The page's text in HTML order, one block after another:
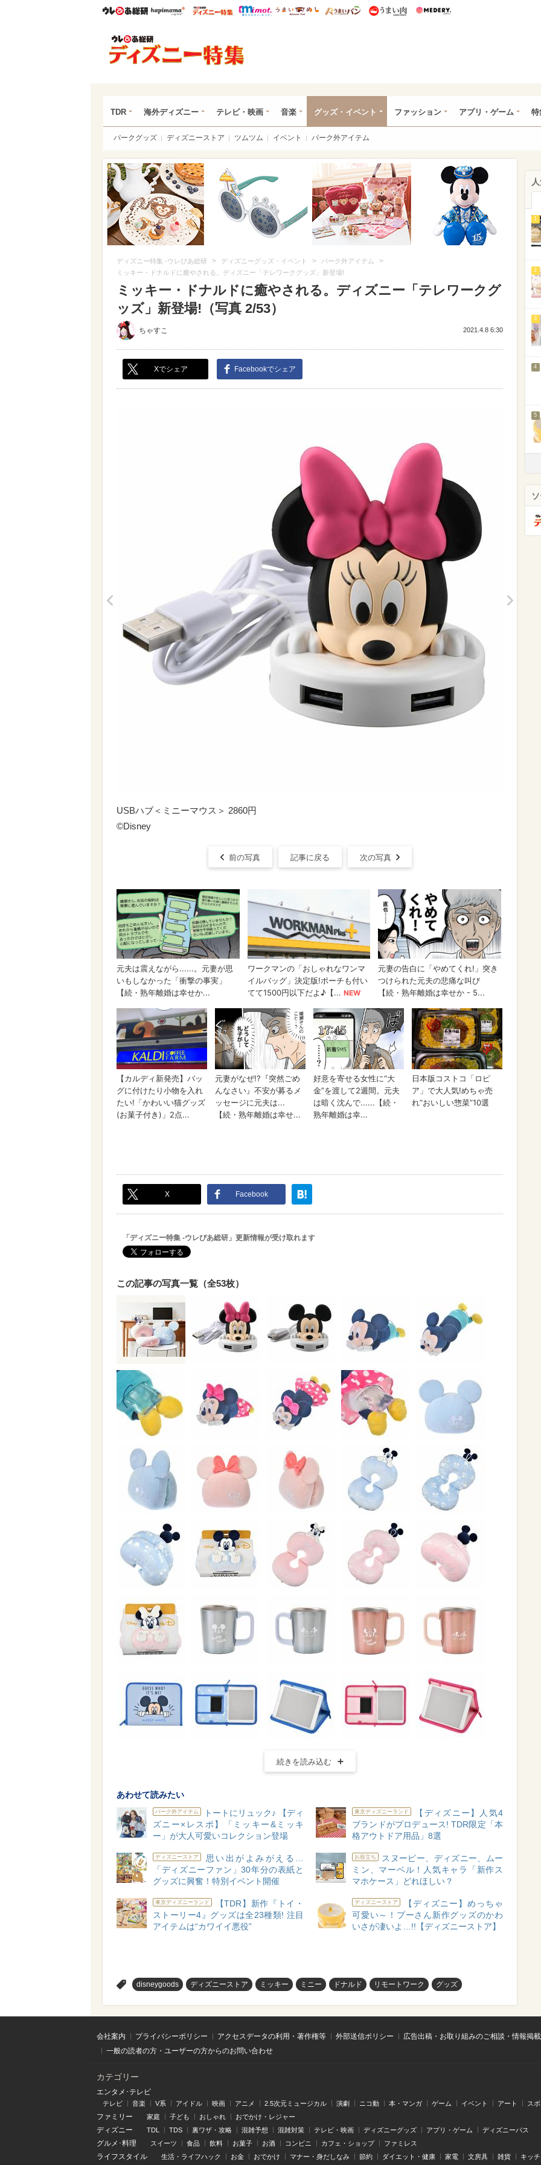
ウレぴあ総研ハピママ* ウレぴあ総研 ディズニー特集
mimot. うまいめし うまいパン うまい肉
TDR 海外ディズニー テレビ・映画 音楽 グッズ・イベント ファッション アプリ・ゲーム 特
パークグッズ ディズニーストア ツムツム イベント パーク外アイテム
ディズニー特集 -ウレぴあ総研 > ディズニーグッズ・イベント > パーク外アイテム >
ミッキー・ドナルドに癒やされる。ディズニー「テレワークグッズ」新登場!
ミッキー・ドナルドに癒やされる。ディズニー「テレワークグ
ッズ」新登場!（写真 2/53）
ちゃすこ 2021.4.8 6:30
Xでシェア Facebookでシェア
USBハブ＜ミニーマウス＞ 2860円
©Disney
前の写真 記事に戻る 次の写真
X Facebook
「ディズニー特集 -ウレぴあ総研」更新情報が受け取れます
この記事の写真一覧（全53枚）
続きを読み込む
あわせて読みたい
パーク外アイテム
トートにリュック♪ 【ディ
ズニー×レスポ】「ミッキー&ミッキ
ー」が大人可愛いコレクション登場
東京ディズニーランド
【ディズニー】人気4
ブランドがプロデュース! TDR限定「本
格アウトドア用品」8選
ディズニーストア
思い出がよみがえる…
「ディズニーファン」30年分の表紙と
グッズに興奮！特別イベント開催
お役立ち
スヌーピー、ディズニー、ムー
ミン、マーベル！人気キャラ「新作ス
マホケース」どれほしい？
東京ディズニーランド
【TDR】新作『トイ・
ストーリー4』グッズは全23種類! 注目
アイテムは“カワイイ悪役”
ディズニーストア
【ディズニー】めっちゃ
可愛い～！プーさん新作グッズのかわ
いさが凄いよ…!!【ディズニーストア】
disneygoods ディズニーストア ミッキー ミニー ドナルド リモートワーク グッズ
1
2
3
4
5
会社案内 プライバシーポリシー アクセスデータの利用・著作権等 外部送信ポリシー
広告出稿・お取り組みのご相談・情報掲
一般の読者の方・ユーザーの方からのお問い合わせ
カテゴリー
エンタメ･テレビ
テレビ 音楽 V系 アイドル 映画 アニメ 2.5次元ミュージカル 演劇 ニコ動 本・マンガ ゲーム イベント アート ス
ファミリー 家庭 子ども おしゃれ おでかけ・レジャー
ディズニー TDL TDS 裏ワザ・攻略 混雑予想 混雑対策 テレビ・映画 ディズニーグッズ アプリ・ゲーム ディズニーパス
グルメ･料理 スイーツ 食品 飲料 お菓子 お酒 コンビニ カフェ・ショップ ファミレス
ライフスタイル 生活・ライフハック お金 おでかけ マナー・身だしなみ 節約 ダイエット・健康 家電 文房具 雑貨 キッ